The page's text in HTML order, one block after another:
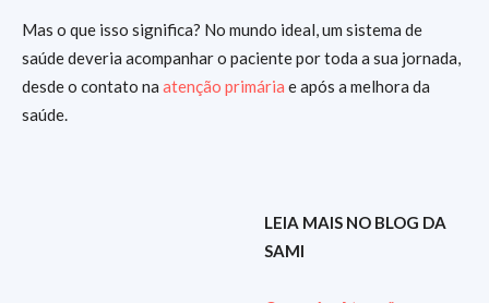
Mas o que isso significa? No mundo ideal, um sistema de
saúde deveria acompanhar o paciente por toda a sua jornada,
desde o contato na atenção primária e após a melhora da
saúde.
LEIA MAIS NO BLOG DA
SAMI